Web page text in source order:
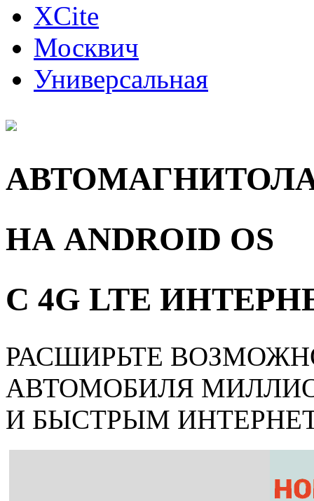
XCite
Москвич
Универсальная
НА ANDROID OS
С 4G LTE
РАСШИРЬТЕ
АВТОМОБИЛЯ
И БЫСТРЫМ